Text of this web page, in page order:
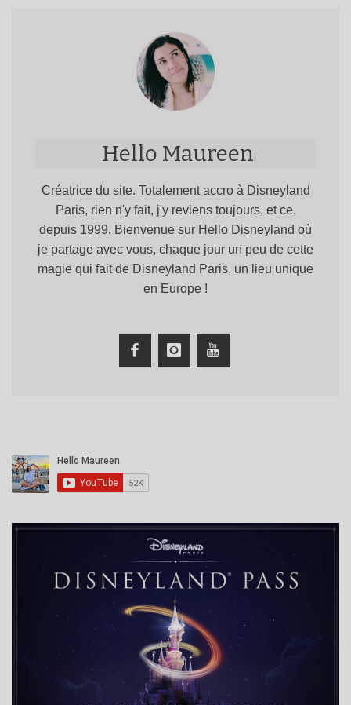
Hello Maureen
Créatrice du site. Totalement accro à Disneyland
Paris, rien n'y fait, j'y reviens toujours, et ce,
depuis 1999. Bienvenue sur Hello Disneyland où
je partage avec vous, chaque jour un peu de cette
magie qui fait de Disneyland Paris, un lieu unique
en Europe !